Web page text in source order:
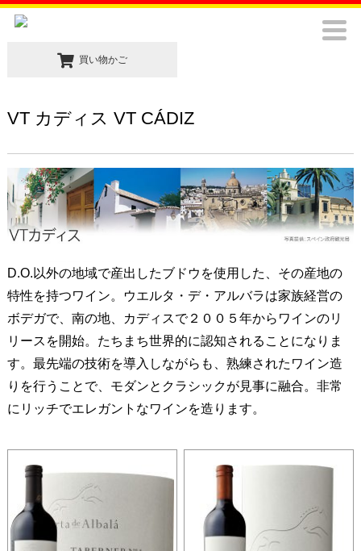
買い物かご
VT カディス VT CÁDIZ
D.O.以外の地域で産出したブドウを使用した、その産地の
特性を持つワイン。ウエルタ・デ・アルバラは家族経営の
ボデガで、南の地、カディスで２００５年からワインのリ
リースを開始。たちまち世界的に認知されることになりま
す。最先端の技術を導入しながらも、熟練されたワイン造
りを行うことで、モダンとクラシックが見事に融合。非常
にリッチでエレガントなワインを造ります。